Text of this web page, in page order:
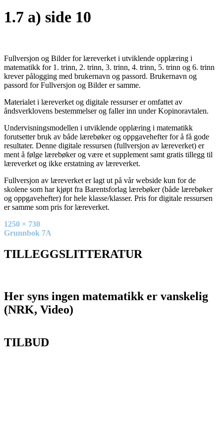
1.7 a) side 10
Fullversjon og Bilder for læreverket i utviklende opplæring i
matematikk for 1. trinn, 2. trinn, 3. trinn, 4. trinn, 5. trinn og 6. trinn
krever pålogging med brukernavn og passord. Brukernavn og
passord for Fullversjon og Bilder er samme.
Materialet i læreverket og digitale ressurser er omfattet av
åndsverklovens bestemmelser og faller inn under Kopinoravtalen.
Undervisningsmodellen i utviklende opplæring i matematikk
forutsetter bruk av både lærebøker og oppgavehefter for å få gode
resultater. Denne digitale ressursen (fullversjon av læreverket) er
ment å følge lærebøker og være et supplement samt gratis tillegg til
læreverket og ikke erstatning av læreverket.
Fullversjon av læreverket er lagt ut på vår webside kun for de
skolene som har kjøpt fra Barentsforlag lærebøker (både lærebøker
og oppgavehefter) for hele klasse/klasser. Pris for digitale ressursen
er samme som pris for læreverket.
Full
size
1250 × 730
Innleggsnavigasjon
Grunnbok 7A
TILLEGGSLITTERATUR
Her syns ingen matematikk er vanskelig
(NRK, Video)
TILBUD